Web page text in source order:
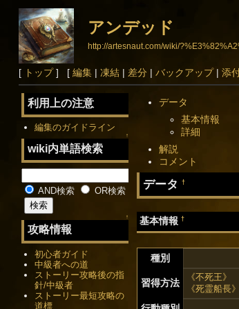
アンデッド
http://artesnaut.com/wiki/
[ トップ] [ 編集| 凍結| 差分| バックアップ| 添
データ
基本情報
詳細
解説
コメント
データ †
基本情報 †
種別
習得方法
《不死王》
《死霊船長》
利用上の注意
編集のガイドライン
↑
wiki内単語検索
AND検索 OR検索
↑
攻略情報
初心者ガイド
中級者への道
ストーリー攻略後の指
針/中級者
ストーリー最短攻略の
道標